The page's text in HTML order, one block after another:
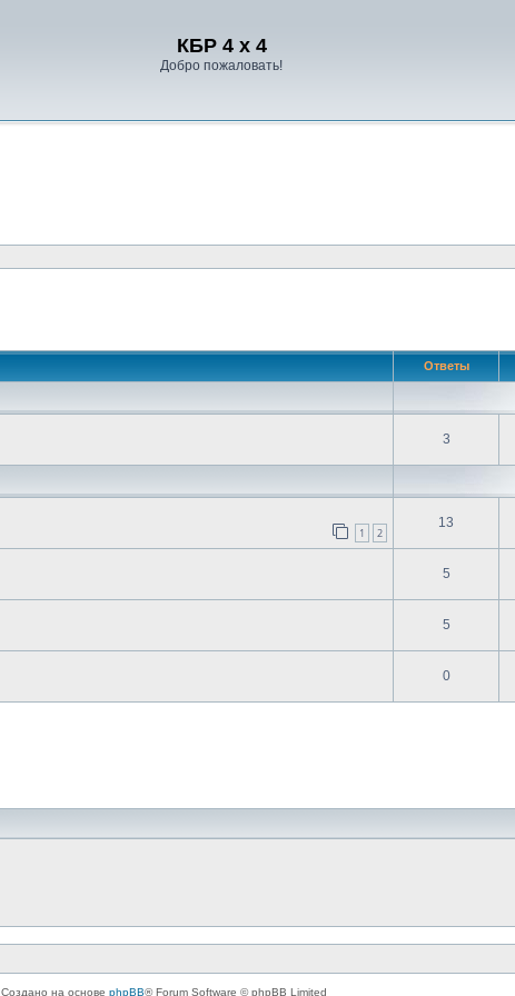
КБР 4 x 4
Добро пожаловать!
Ответы
3
1 2
13
5
5
0
Создано на основе phpBB® Forum Software © phpBB Limited